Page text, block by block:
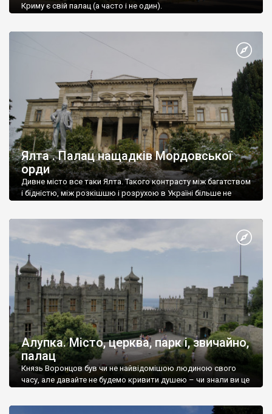
Криму є свій палац (а часто і не один).
Ялта . Палац нащадків Мордовської
орди
Дивне місто все таки Ялта. Такого контрасту між багатством
і бідністю, між розкішшю і розрухою в Україні більше не
Алупка. Місто, церква, парк і, звичайно,
палац
Князь Воронцов був чи не найвідомішою людиною свого
часу, але давайте не будемо кривити душею – чи знали ви це